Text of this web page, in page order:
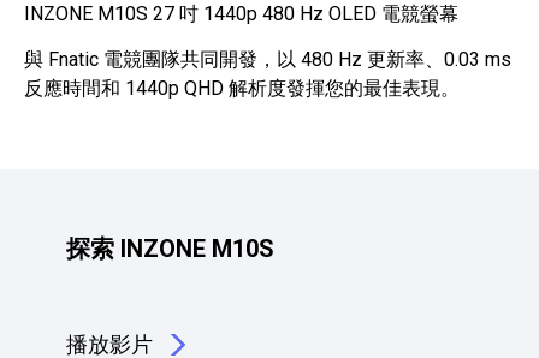
INZONE M10S 27 吋 1440p 480 Hz OLED 電競螢幕
與 Fnatic 電競團隊共同開發，以 480 Hz 更新率、0.03 ms
反應時間和 1440p QHD 解析度發揮您的最佳表現。
探索 INZONE M10S
播放影片